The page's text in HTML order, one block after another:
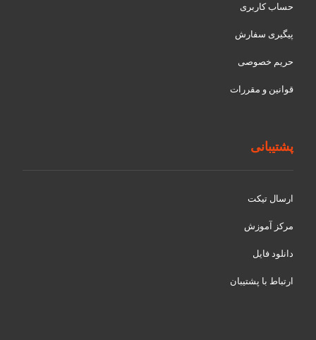
حساب کاربری
پیگیری سفارش
حریم خصوصی
قوانین و مقررات
پشتیبانی
ارسال تیکت
مرکز آموزش
دانلود فایل
ارتباط با پشتیبان